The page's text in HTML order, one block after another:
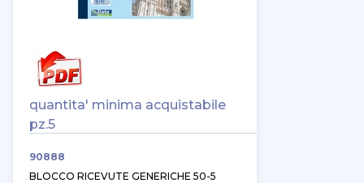
quantita' minima acquistabile
pz.5
90888
BLOCCO RICEVUTE GENERICHE 50-5